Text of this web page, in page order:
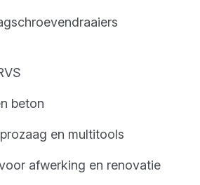
beton
en multitools
afwerking en renovatie